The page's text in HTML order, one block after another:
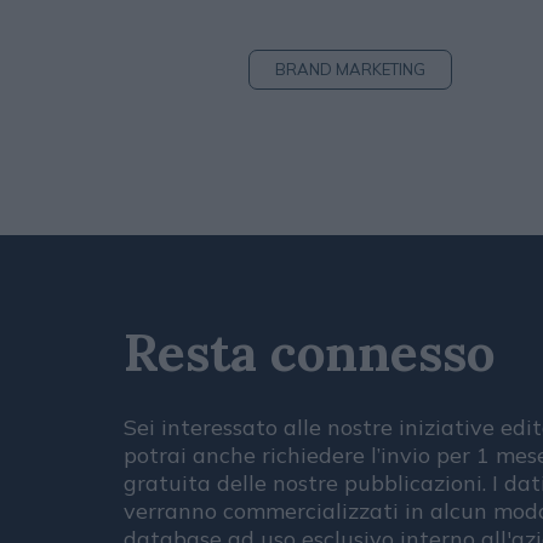
BRAND MARKETING
Resta connesso
Sei interessato alle nostre iniziative
potrai anche richiedere l’invio per 1
gratuita delle nostre pubblicazioni. I
verranno commercializzati in alcun